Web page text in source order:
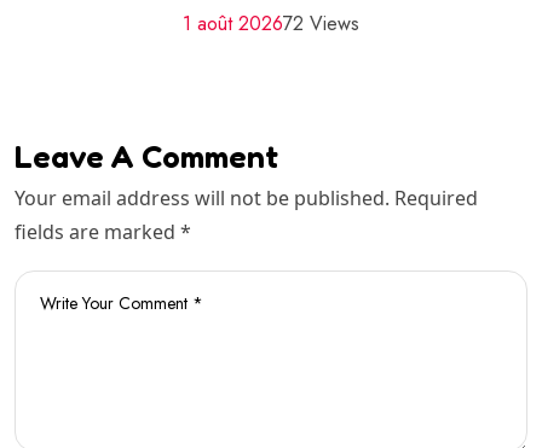
1 août 202672 Views
Leave A Comment
Your email address will not be published. Required
fields are marked *